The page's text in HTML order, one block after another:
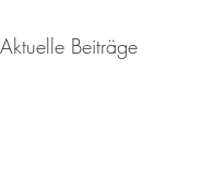
Aktuelle Beiträge